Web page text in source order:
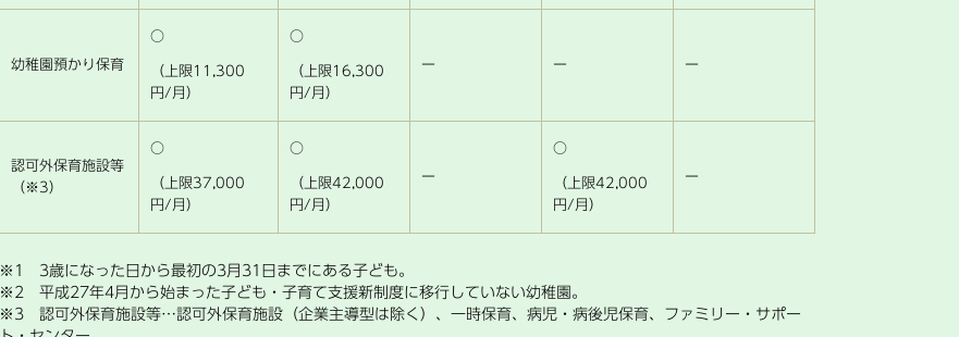
幼稚園預かり保育
○
（上限11,300
円/月）
○
（上限16,300
円/月）
ー ー ー
認可外保育施設等
（※3）
○
（上限37,000
円/月）
○
（上限42,000
円/月）
ー
○
（上限42,000
円/月）
ー
※1 3歳になった日から最初の3月31日までにある子ども。
※2 平成27年4月から始まった子ども・子育て支援新制度に移行していない幼稚園。
※3 認可外保育施設等…認可外保育施設（企業主導型は除く）、一時保育、病児・病後児保育、ファミリー・サポー